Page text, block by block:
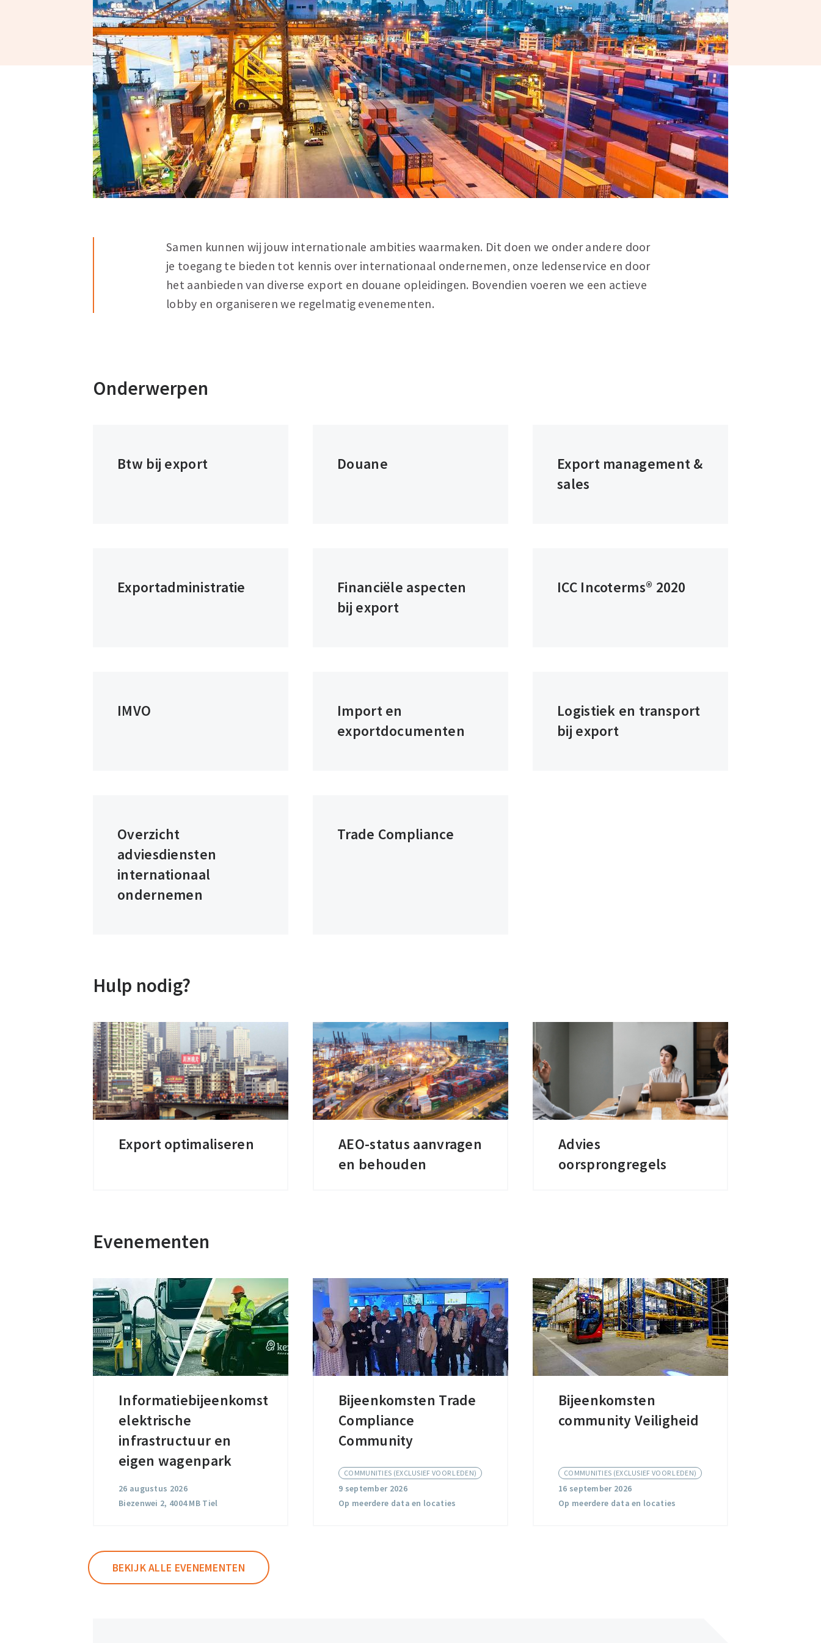
Samen kunnen wij jouw internationale ambities waarmaken. Dit doen we onder andere door
je toegang te bieden tot kennis over internationaal ondernemen, onze ledenservice en door
het aanbieden van diverse export en douane opleidingen. Bovendien voeren we een actieve
lobby en organiseren we regelmatig evenementen.
Onderwerpen
Btw bij export Douane
Export management &
sales
Exportadministratie
Financiële aspecten
bij export
ICC Incoterms® 2020
IMVO
Import en
exportdocumenten
Logistiek en transport
bij export
Overzicht
adviesdiensten
internationaal
ondernemen
Trade Compliance
Hulp nodig?
Export optimaliseren
Export
AEO-status aanvragen
en behouden
AEO-
status
Advies
oorsprongregels
Advies
oorsprongregels
Evenementen
Informatiebijeenkomst
elektrische
infrastructuur en
eigen wagenpark
26 augustus 2026
Biezenwei 2, 4004 MB Tiel
Informatiebijeenkomst
elektrische
infrastructuur
en
wagenpark
Bijeenkomsten Trade
Compliance
Community
COMMUNITIES (EXCLUSIEF VOOR LEDEN)
9 september 2026
Op meerdere data en locaties
Bijeenkomsten
Trade
Compliance
Bijeenkomsten
community Veiligheid
COMMUNITIES (EXCLUSIEF VOOR LEDEN)
16 september 2026
Op meerdere data en locaties
Bijeenkomsten
community
BEKIJK ALLE EVENEMENTEN